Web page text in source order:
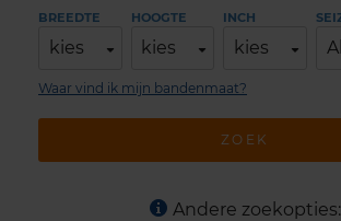
BREEDTE
kies
HOOGTE
kies
INCH
kies
ZOEK
Waar vind ik mijn bandenmaat?
Andere zoekopties: